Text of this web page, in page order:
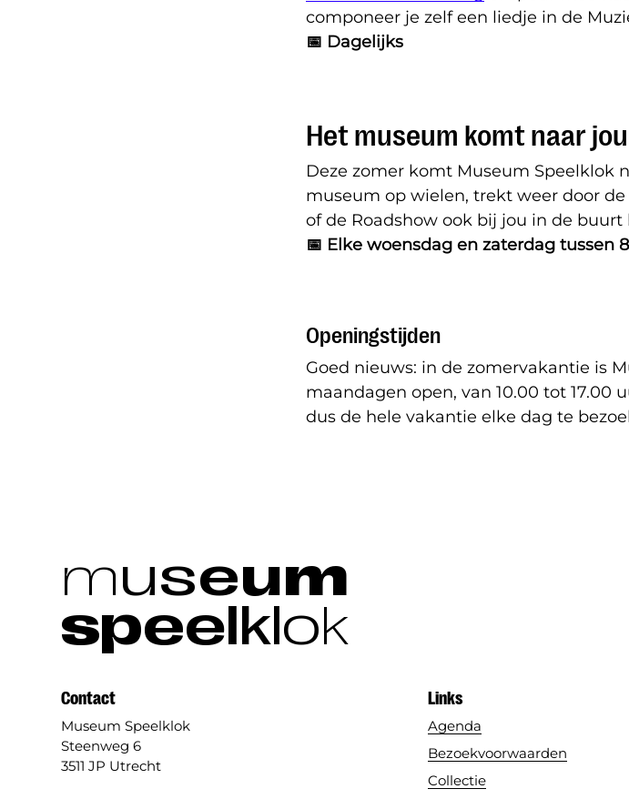
componeer je zelf een liedje in de
📅 Dagelijks
Het museum komt naar jou
Deze zomer komt Museum Speelklok
museum op wielen, trekt weer door
of de Roadshow ook bij jou in de
📅 Elke woensdag en zaterdag tussen
Openingstijden
Goed nieuws: in de zomervakantie is
maandagen open, van 10.00 tot 17.00
dus de hele vakantie elke dag te
museum
speelklok
Contact
Museum Speelklok
Steenweg 6
3511 JP Utrecht
Links
Agenda
Bezoekvoorwaarden
Collectie